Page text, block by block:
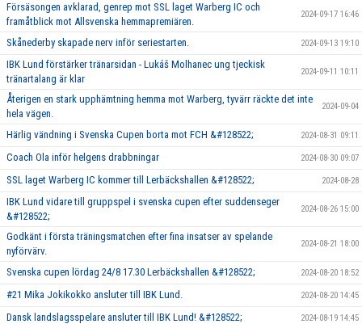
Försäsongen avklarad, genrep mot SSL laget Warberg IC och
framåtblick mot Allsvenska hemmapremiären.
2024-09-17 16:46
Skånederby skapade nerv inför seriestarten. 2024-09-13 19:10
IBK Lund förstärker tränarsidan - Lukáš Molhanec ung tjeckisk
tränartalang är klar
2024-09-11 10:11
Återigen en stark upphämtning hemma mot Warberg, tyvärr räckte det inte
hela vägen.
2024-09-04
Härlig vändning i Svenska Cupen borta mot FCH &#128522; 2024-08-31 09:11
Coach Ola inför helgens drabbningar 2024-08-30 09:07
SSL laget Warberg IC kommer till Lerbäckshallen &#128522; 2024-08-28
IBK Lund vidare till gruppspel i svenska cupen efter suddenseger
&#128522;
2024-08-26 15:00
Godkänt i första träningsmatchen efter fina insatser av spelande
nyförvärv.
2024-08-21 18:00
Svenska cupen lördag 24/8 17.30 Lerbäckshallen &#128522; 2024-08-20 18:52
#21 Mika Jokikokko ansluter till IBK Lund. 2024-08-20 14:45
Dansk landslagsspelare ansluter till IBK Lund! &#128522; 2024-08-19 14:45